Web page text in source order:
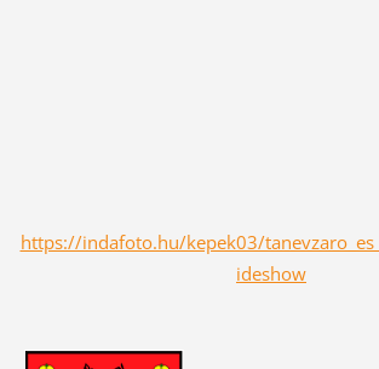
https://indafoto.hu/kepek03/
ideshow